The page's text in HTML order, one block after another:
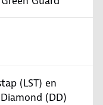
(LST) en
(DD)